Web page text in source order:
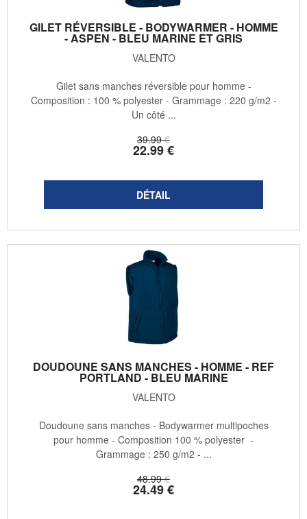
GILET RÉVERSIBLE - BODYWARMER - HOMME
- ASPEN - BLEU MARINE ET GRIS
VALENTO
39.99 €
22.99€
Gilet sans manches réversible pour homme -
Composition : 100 % polyester - Grammage : 220 g/m2 -
Un côté ...
DOUDOUNE SANS MANCHES - HOMME - REF
PORTLAND - BLEU MARINE
VALENTO
48.99 €
24.49€
Doudoune sans manches - Bodywarmer multipoches
pour homme - Composition 100 % polyester -
Grammage : 250 g/m2 - ...